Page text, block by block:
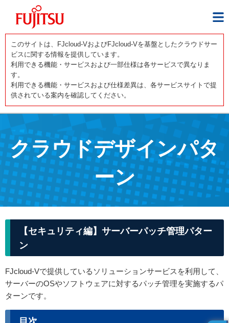
このサイトは、FJcloud-VおよびFJcloud-Vを基盤としたクラウドサー
ビスに関する情報を提供しています。
利用できる機能・サービスおよび一部仕様は各サービスで異なりま
す。
利用できる機能・サービスおよび仕様差異は、各サービスサイトで提
供されている案内を確認してください。
クラウドデザインパタ
ーン
【セキュリティ編】サーバーパッチ管理パター
ン
FJcloud-Vで提供しているソリューションサービスを利用して、
サーバーのOSやソフトウェアに対するパッチ管理を実施するパ
ターンです。